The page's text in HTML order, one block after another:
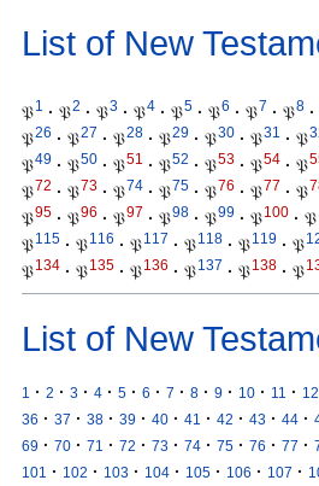
List of New
𝔓1 · 𝔓2 · 𝔓3 · 𝔓4 · 𝔓5 · 𝔓6 · 𝔓7 · 𝔓8 ·
𝔓26 · 𝔓27 · 𝔓28 · 𝔓29 · 𝔓30 · 𝔓31 · 𝔓
𝔓49 · 𝔓50 · 𝔓51 · 𝔓52 · 𝔓53 · 𝔓54 · 𝔓
𝔓72 · 𝔓73 · 𝔓74 · 𝔓75 · 𝔓76 · 𝔓77 · 𝔓
𝔓95 · 𝔓96 · 𝔓97 · 𝔓98 · 𝔓99 · 𝔓100 · 𝔓
𝔓115 · 𝔓116 · 𝔓117 · 𝔓118 · 𝔓119 · 𝔓
𝔓134 · 𝔓135 · 𝔓136 · 𝔓137 · 𝔓138 · 𝔓
List of New
1 · 2 · 3 · 4 · 5 · 6 · 7 · 8 · 9 · 10 · 11 · 12
36 · 37 · 38 · 39 · 40 · 41 · 42 · 43 · 44 ·
69 · 70 · 71 · 72 · 73 · 74 · 75 · 76 · 77 ·
101
· 102 · 103 · 104 · 105 · 106 · 107 ·